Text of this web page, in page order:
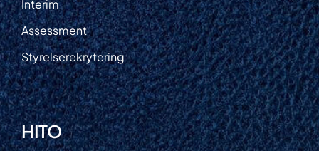
Interim
Assessment
Styrelserekrytering
HITO